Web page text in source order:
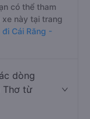
có thể tham
này tại trang
Cái Răng -
dòng
Thơ từ